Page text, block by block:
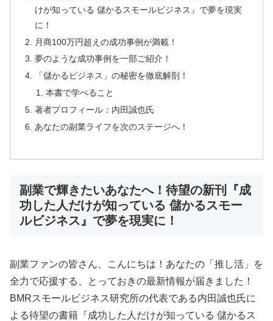
けが知っている 儲かるスモールビジネス』で夢を現実
に！
月商100万円超えの成功事例が満載！
夢のような成功事例を一部ご紹介！
「儲かるビジネス」の秘密を徹底解剖！
本書で学べること
著者プロフィール：内田誠也氏
あなたの副業ライフを次のステージへ！
副業で輝きたいあなたへ！待望の新刊『成
功した人だけが知っている 儲かるスモー
ルビジネス』で夢を現実に！
副業ファンの皆さん、こんにちは！あなたの「推し活」を
全力で応援する、とっておきの最新情報が届きました！
BMRスモールビジネス研究所の代表である内田誠也氏に
よる待望の書籍『成功した人だけが知っている 儲かるス